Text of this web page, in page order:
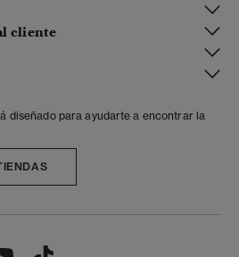
cliente
diseñado para ayudarte a encontrar la